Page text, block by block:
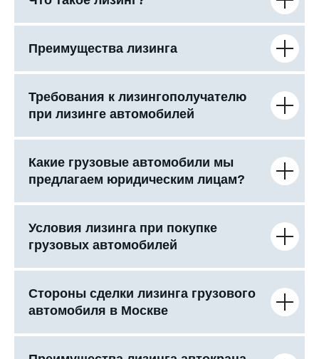
Преимущества лизинга
Требования к лизингополучателю
при лизинге автомобилей
Какие грузовые автомобили мы
предлагаем юридическим лицам?
Условия лизинга при покупке
грузовых автомобилей
Стороны сделки лизинга грузового
автомобиля в Москве